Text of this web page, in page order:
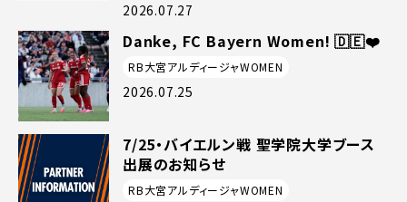
2026.07.27
Danke, FC Bayern Women! 🇩🇪❤️
RB大宮アルディージャWOMEN
2026.07.25
7/25・バイエルン戦 聖学院大学ブース
出展のお知らせ
RB大宮アルディージャWOMEN